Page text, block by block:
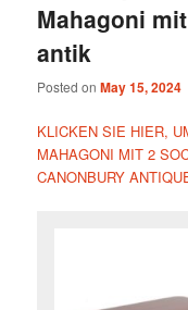
Mahagoni
antik
Posted onMay 15, 2024
KLICKEN SIE HIER,
MAHAGONI MIT 2
CANONBURY